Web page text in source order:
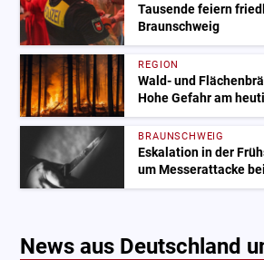
Tausende feiern
Braunschweig
REGION
Wald- und
Hohe Gefahr am
BRAUNSCHWEIG
Eskalation in der
um Messerattacke
News aus Deutschland